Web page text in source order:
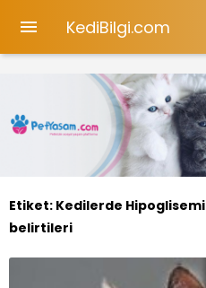
 KediBilgi.com
Etiket: Kedilerde Hipoglisemi
belirtileri